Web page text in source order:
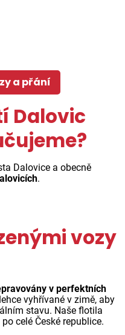
a přání
Dalovic
Dalovice a obecně
.
vozy
v perfektních
vyhřívané v zimě, aby
stavu. Naše flotila
celé České republice.